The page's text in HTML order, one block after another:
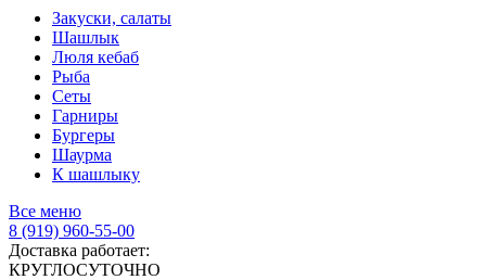
Закуски, салаты
Шашлык
Люля кебаб
Рыба
Сеты
Гарниры
Бургеры
Шаурма
К шашлыку
Все меню
8 (919) 960-55-00
Доставка работает:
КРУГЛОСУТОЧНО